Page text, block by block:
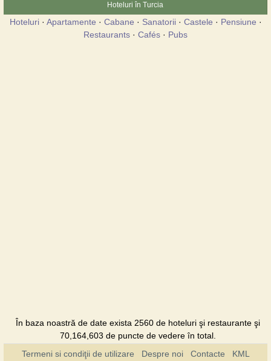
Hoteluri în Turcia
Hoteluri· Apartamente · Cabane · Sanatorii· Castele · Pensiune ·
Restaurants · Cafés · Pubs
În baza noastră de date exista 2560 de hoteluri şi restaurante şi
70,164,603 de puncte de vedere în total.
Termeni si condiţii de utilizare
Despre noi Contacte KML